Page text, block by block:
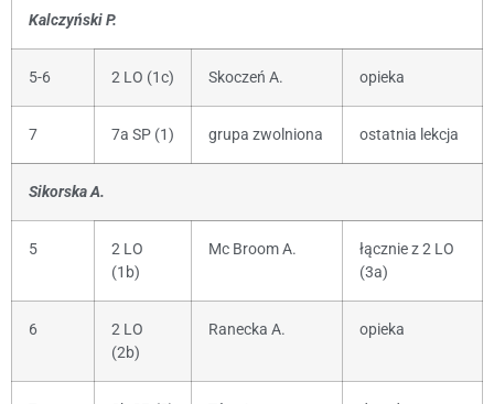
Kalczyński P.
5-6 2 LO (1c) Skoczeń A. opieka
7 7a SP (1) grupa zwolniona ostatnia lekcja
Sikorska A.
5
2 LO
(1b)
Mc Broom A.
łącznie z 2 LO
(3a)
6
2 LO
(2b)
Ranecka A. opieka